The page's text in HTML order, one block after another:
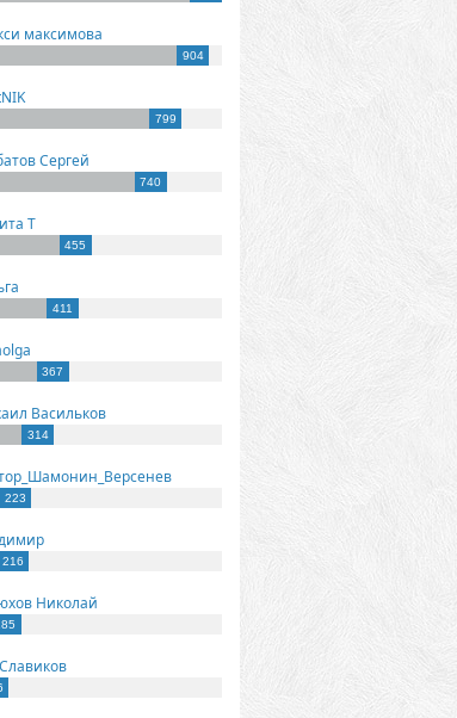
максимова
904
799
Сергей
740
Т
455
411
367
Васильков
314
223
216
Николай